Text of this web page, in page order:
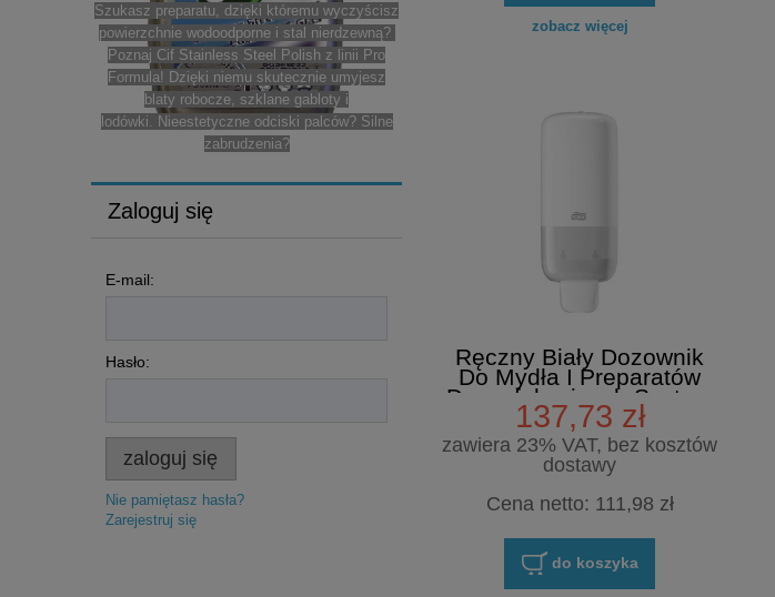
Szukasz preparatu, dzięki któremu wyczyścisz
powierzchnie wodoodporne i stal nierdzewną?
Poznaj Cif Stainless Steel Polish z linii Pro
Formula! Dzięki niemu skutecznie umyjesz
blaty robocze, szklane gabloty i
Nieestetyczne odciski palców? Silne
Uniwersalny preparat wirusobójczy. Idealny do
mycia i dezynfekcji takich powierzchni
jak: inkubatory, fotele i stoły zabiegowe, stelaże
łóżek, sprzęt rehabilitacyjny, leżanki, obudowa
urządzeń medycznych, lampy operacyjne, blaty
oraz wszystkich innych powierzchni wrażliwych
Zaloguj się
E-mail:
Hasło:
zaloguj się
Nie pamiętasz hasła?
Zarejestruj się
zobacz więcej
Ręczny Biały Dozownik
Do Mydła I Preparatów
Dezynfekcyjnych System
S4 - TORK
137,73 zł
zawiera 23% VAT, bez kosztów
dostawy
Cena netto: 111,98 zł
do koszyka